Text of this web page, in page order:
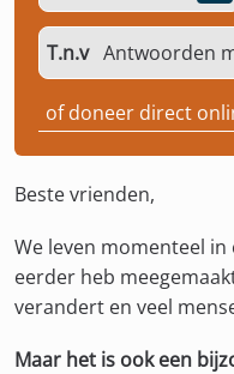
T.n.v Antwoorden
of doneer direct
Beste vrienden,
We leven momenteel
eerder heb
verandert en veel
Maar het is ook een